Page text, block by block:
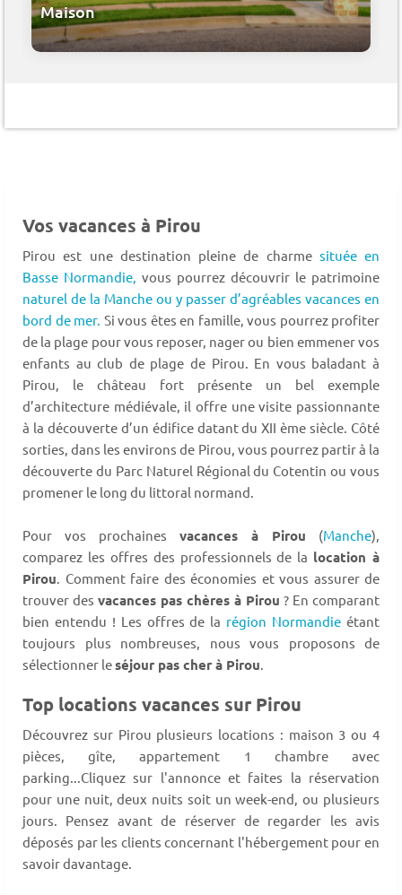
Maison
Vos vacances à Pirou
Pirou est une destination pleine de charme située en
Basse Normandie, vous pourrez découvrir le patrimoine
naturel de la Manche ou y passer d’agréables vacances en
bord de mer. Si vous êtes en famille, vous pourrez profiter
de la plage pour vous reposer, nager ou bien emmener vos
enfants au club de plage de Pirou. En vous baladant à
Pirou, le château fort présente un bel exemple
d’architecture médiévale, il offre une visite passionnante
à la découverte d’un édifice datant du XII ème siècle. Côté
sorties, dans les environs de Pirou, vous pourrez partir à la
découverte du Parc Naturel Régional du Cotentin ou vous
promener le long du littoral normand.
Pour vos prochaines vacances à Pirou (Manche),
comparez les offres des professionnels de la location à
Pirou . Comment faire des économies et vous assurer de
trouver des vacances pas chères à Pirou ? En comparant
bien entendu ! Les offres de la région Normandieétant
toujours plus nombreuses, nous vous proposons de
sélectionner leséjour pas cher à Pirou
Top locations vacances sur Pirou
Découvrez sur Pirou plusieurs locations : maison 3 ou 4
pièces, gîte, appartement 1 chambre avec
parking...Cliquez sur l'annonce et faites la réservation
pour une nuit, deux nuits soit un week-end, ou plusieurs
jours. Pensez avant de réserver de regarder les avis
déposés par les clients concernant l'hébergement pour en
savoir davantage.